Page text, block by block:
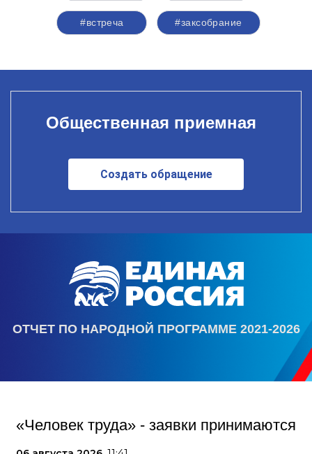
#встреча #заксобрание
Общественная приемная
Создать обращение
ОТЧЕТ ПО НАРОДНОЙ ПРОГРАММЕ 2021-2026
«Человек труда» - заявки принимаются